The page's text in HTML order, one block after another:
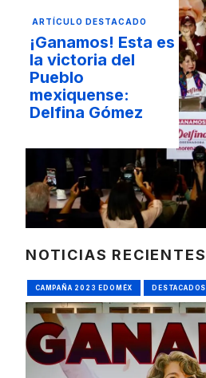
ARTÍCULO DESTACADO
¡Ganamos! Esta es
la victoria del
Pueblo
mexiquense:
Delfina Gómez
NOTICIAS RECIENTES
CAMPAÑA 2023 EDOMÉX DESTACADOS